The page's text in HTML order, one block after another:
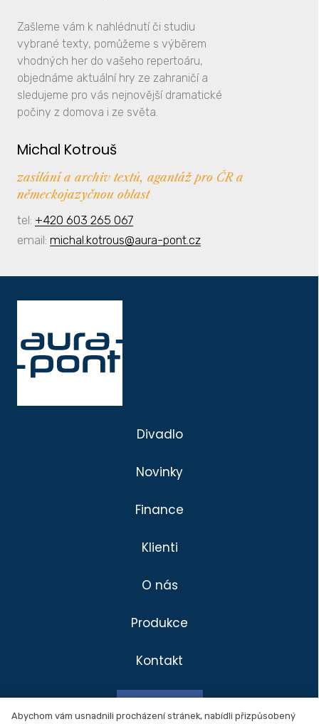
Divadlo
Klienti
Produkce
Zašleme vám k nahlédnutí či studiu
vybrané texty, pomůžeme s výběrem
vhodných her do vašeho repertoáru,
objednáme aktuální hry ze zahraničí a
sledujeme pro vás nejnovější dramatické
počiny z domova i ze světa.
Michal Kotrouš
zasílání a archiv textů, agantáž pro ČR a
německojazyčnou oblast
tel: +420 603 265 067
email: michal.kotrous@aura-pont.cz
Divadlo
Novinky
Finance
Klienti
O nás
Produkce
Kontakt
Facebook
Abychom vám usnadnili procházení stránek, nabídli přizpůsobený